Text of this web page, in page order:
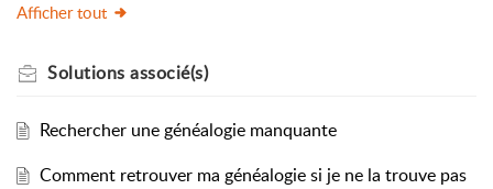
Afficher tout
Solutions associé(s)
Rechercher une généalogie manquante
Comment retrouver ma généalogie si je ne la trouve pas